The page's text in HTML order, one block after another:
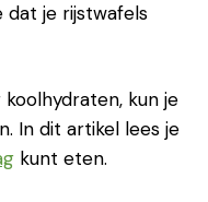
dat je rijstwafels
kun je
In dit artikel lees je
kunt eten.